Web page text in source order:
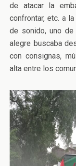
de atacar la
confrontar, etc. a
de sonido, uno de
alegre buscaba
con consignas,
alta entre los